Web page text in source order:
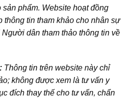
phẩm. Website hoạt đồng
thông tin tham khảo cho nhân sự
dân tham thảo thông tin về
: Thông tin trên website này chỉ
không được xem là tư vấn y
đích thay thế cho tư vấn, chẩn